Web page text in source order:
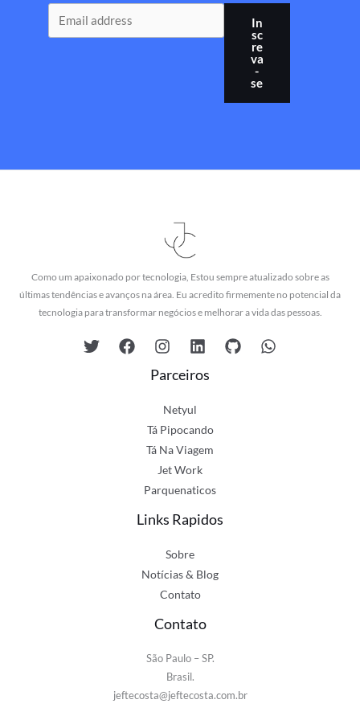
In
sc
re
va
-
se
Como um apaixonado por tecnologia, Estou sempre atualizado sobre as
últimas tendências e avanços na área. Eu acredito firmemente no potencial da
tecnologia para transformar negócios e melhorar a vida das pessoas.
Parceiros
Netyul
Tá Pipocando
Tá Na Viagem
Jet Work
Parquenaticos
Links Rapidos
Sobre
Notícias & Blog
Contato
Contato
São Paulo – SP.
Brasil.
jeftecosta@jeftecosta.com.br